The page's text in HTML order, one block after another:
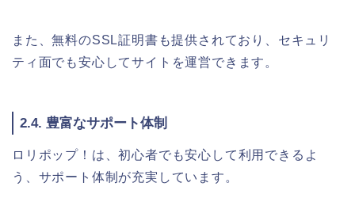
また、無料のSSL証明書も提供されており、セキュリ
ティ面でも安心してサイトを運営できます。
2.4. 豊富なサポート体制
ロリポップ！は、初心者でも安心して利用できるよ
う、サポート体制が充実しています。